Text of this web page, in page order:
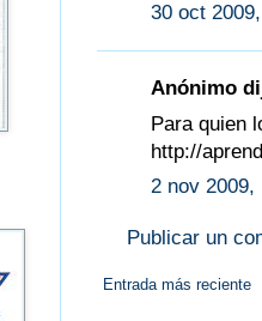
30 oct
Anónimo
Para quien
http://
2 nov 2009,
Publicar un
Entrada más reciente